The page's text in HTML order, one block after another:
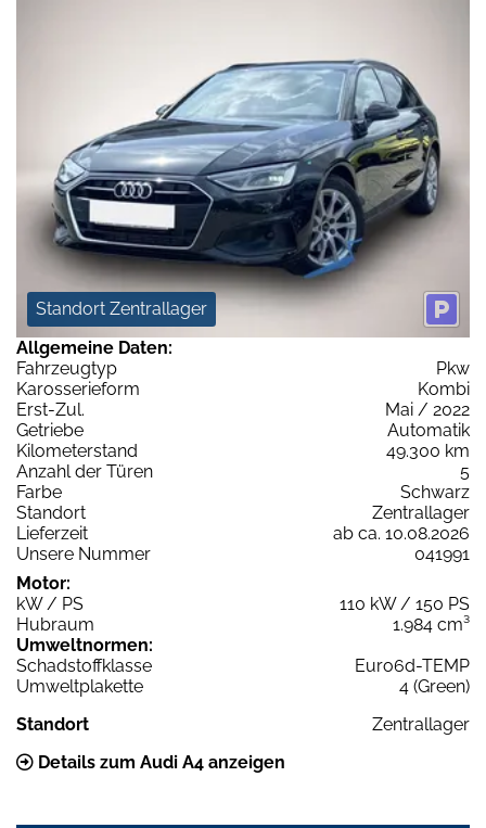
Standort Zentrallager
Allgemeine Daten:
Fahrzeugtyp
Pkw
Karosserieform
Kombi
Erst-Zul.
Mai / 2022
Getriebe
Automatik
Kilometerstand
49.300 km
Anzahl der Türen
5
Farbe
Schwarz
Standort
Zentrallager
Lieferzeit
ab ca. 10.08.2026
Unsere Nummer
041991
Motor:
kW / PS
110 kW / 150 PS
Hubraum
1.984 cm³
Umweltnormen:
Schadstoffklasse
Euro6d-TEMP
Umweltplakette
4 (Green)
Standort
Zentrallager
Details zum Audi A4 anzeigen